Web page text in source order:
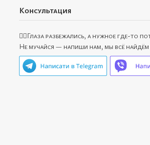
Стартовый набор для
фрезером Kodi (лампа Sun
5q-5t 120 вт, фрезер Bucos
35000 об, вытяжка 45 вт,
сухожар)
Набор из 10 гель-
385 грн
Консультация
🙋‍♀️Глаза разбежались, а нужное где-то
Не мучайся — напиши нам, мы всё найдём